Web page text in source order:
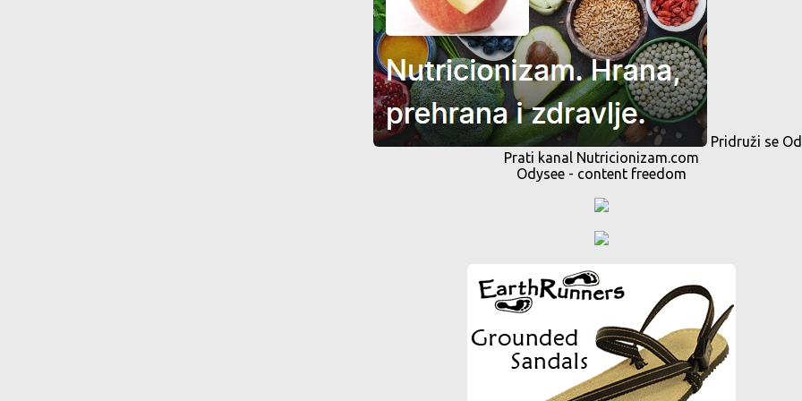
Pridruži se
Prati kanal Nutricionizam.com
Odysee - content freedom